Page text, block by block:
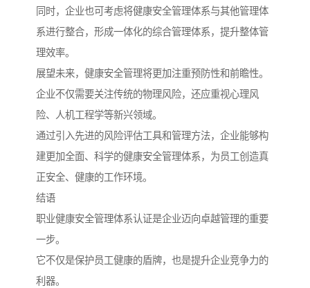
同时，企业也可考虑将健康安全管理体系与其他管理体
系进行整合，形成一体化的综合管理体系，提升整体管
理效率。
展望未来，健康安全管理将更加注重预防性和前瞻性。
企业不仅需要关注传统的物理风险，还应重视心理风
险、人机工程学等新兴领域。
通过引入先进的风险评估工具和管理方法，企业能够构
建更加全面、科学的健康安全管理体系，为员工创造真
正安全、健康的工作环境。
结语
职业健康安全管理体系认证是企业迈向卓越管理的重要
一步。
它不仅是保护员工健康的盾牌，也是提升企业竞争力的
利器。